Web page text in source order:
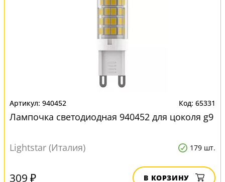
940452 65331
Лампочка светодиодная 940452 для цоколя g9
Lightstar (Италия) 179 шт.
309 ₽ В КОРЗИНУ